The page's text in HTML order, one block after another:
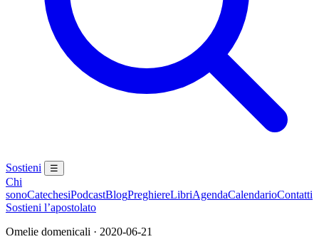
Sostieni ☰
Chi
sonoCatechesiPodcastBlogPreghiereLibriAgendaCalendarioContatti
Sostieni l’apostolato
Omelie domenicali · 2020-06-21